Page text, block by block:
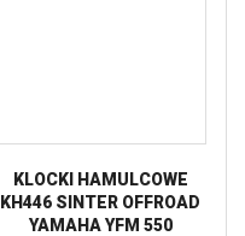
KLOCKI HAMULCOWE
KH446 SINTER OFFROAD
YAMAHA YFM 550